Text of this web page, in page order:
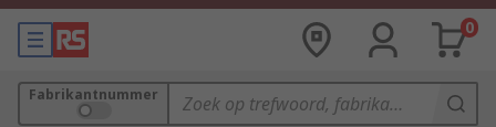
0
Fabrikantnummer